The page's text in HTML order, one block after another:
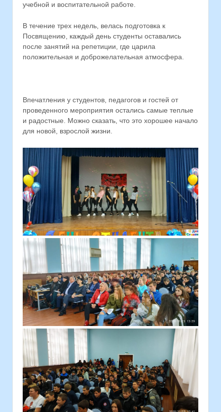
учебной и воспитательной работе.
В течение трех недель, велась подготовка к
Посвящению, каждый день студенты оставались
после занятий на репетиции, где царила
положительная и доброжелательная атмосфера.
Впечатления у студентов, педагогов и гостей от
проведенного мероприятия остались самые теплые
и радостные. Можно сказать, что это хорошее начало
для новой, взрослой жизни.